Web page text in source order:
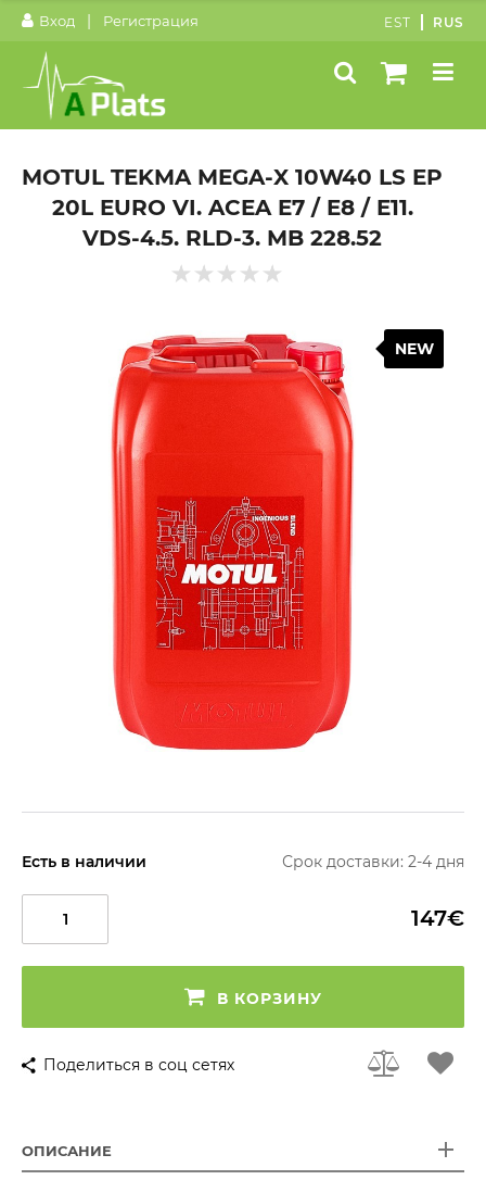
Вход | Регистрация EST RUS
MOTUL TEKMA MEGA-X 10W40 LS EP
20L EURO VI. ACEA E7 / E8 / E11.
VDS-4.5. RLD-3. MB 228.52
NEW
Есть в наличии Срок доставки: 2-4 дня
147€
В КОРЗИНУ
Поделиться в соц сетях
ОПИСАНИЕ